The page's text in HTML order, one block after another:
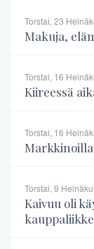
Torstai, 23
Makuja,
Torstai, 16
Kiireessä
Torstai, 16
Torstai, 9
Kaivuu oli